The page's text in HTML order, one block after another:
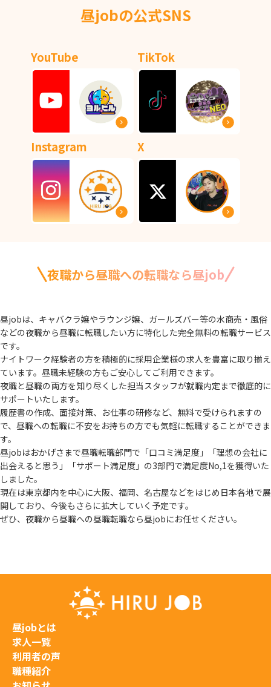
昼jobの公式SNS
YouTube TikTok
Instagram X
夜職から昼職への転職なら昼job
昼jobは、キャバクラ嬢やラウンジ嬢、ガールズバー等の水商売・風俗
などの夜職から昼職に転職したい方に特化した完全無料の転職サービス
です。
ナイトワーク経験者の方を積極的に採用企業様の求人を豊富に取り揃え
ています。 昼職未経験の方もご安心してご利用できます。
夜職と昼職の両方を知り尽くした担当スタッフが就職内定まで徹底的に
サポートいたします。
履歴書の作成、面接対策、お仕事の研修など、無料で受けられますの
で、 昼職への転職に不安をお持ちの方でも気軽に転職することができま
す。
昼jobはおかげさまで昼職転職部門で「口コミ満足度」「理想の会社に
出会えると思う」
「サポート満足度」の3部門で満足度No,1を獲得いた
しました。
現在は東京都内を中心に大阪、福岡、名古屋などをはじめ日本各地で展
開しており、 今後もさらに拡大していく予定です。
ぜひ、夜職から昼職への昼職転職なら昼jobにお任せください。
昼jobとは
求人一覧
利用者の声
職種紹介